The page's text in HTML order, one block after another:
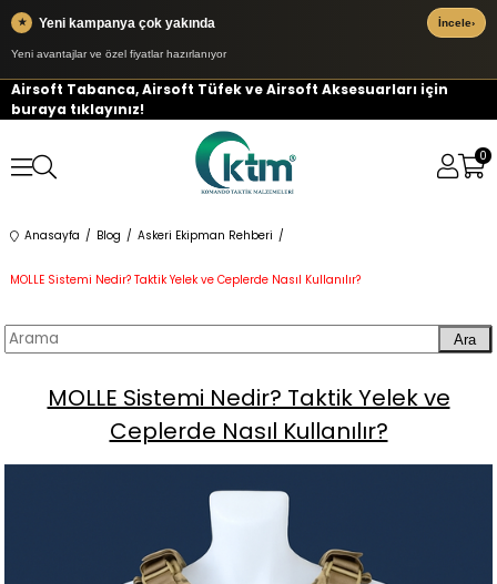
★ Yeni kampanya çok yakında
Yeni avantajlar ve özel fiyatlar hazırlanıyor
İncele›
Airsoft Tabanca, Airsoft Tüfek ve Airsoft Aksesuarları için
buraya tıklayınız!
0
Anasayfa Blog Askeri Ekipman Rehberi
MOLLE Sistemi Nedir? Taktik Yelek ve Ceplerde Nasıl Kullanılır?
Ara
MOLLE Sistemi Nedir? Taktik Yelek ve
Ceplerde Nasıl Kullanılır?